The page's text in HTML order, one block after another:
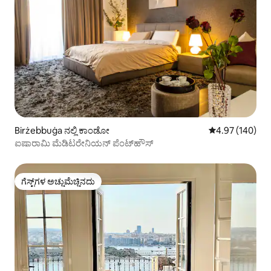
Birżebbuġa ನಲ್ಲಿ ಕಾಂಡೋ 5 ರಲ್ಲಿ 4.97
4.97 (140)
ಐಷಾರಾಮಿ ಮೆಡಿಟರೇನಿಯನ್ ಪೆಂಟ್‌ಹೌಸ್
ಗೆಸ್ಟ್‌ಗಳ ಅಚ್ಚುಮೆಚ್ಚಿನದು
ಗೆಸ್ಟ್‌ಗಳ ಅಚ್ಚುಮೆಚ್ಚಿನದು